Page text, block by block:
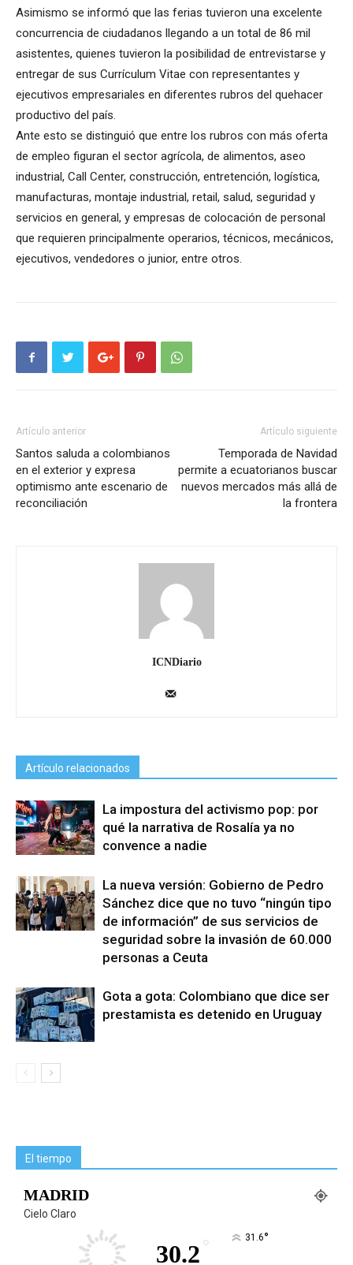
Asimismo se informó que las ferias tuvieron una excelente
concurrencia de ciudadanos llegando a un total de 86 mil
asistentes, quienes tuvieron la posibilidad de entrevistarse y
entregar de sus Currículum Vitae con representantes y
ejecutivos empresariales en diferentes rubros del quehacer
productivo del país.
Ante esto se distinguió que entre los rubros con más oferta
de empleo figuran el sector agrícola, de alimentos, aseo
industrial, Call Center, construcción, entretención, logística,
manufacturas, montaje industrial, retail, salud, seguridad y
servicios en general, y empresas de colocación de personal
que requieren principalmente operarios, técnicos, mecánicos,
ejecutivos, vendedores o junior, entre otros.
Artículo anterior
Santos saluda a colombianos
en el exterior y expresa
optimismo ante escenario de
reconciliación
Artículo siguiente
Temporada de Navidad
permite a ecuatorianos buscar
nuevos mercados más allá de
la frontera
ICNDiario
Artículo relacionados
La impostura del activismo pop: por
qué la narrativa de Rosalía ya no
convence a nadie
La nueva versión: Gobierno de Pedro
Sánchez dice que no tuvo “ningún tipo
de información” de sus servicios de
seguridad sobre la invasión de 60.000
personas a Ceuta
Gota a gota: Colombiano que dice ser
prestamista es detenido en Uruguay
El tiempo
MADRID
Cielo Claro
30.2 ° 31.6°